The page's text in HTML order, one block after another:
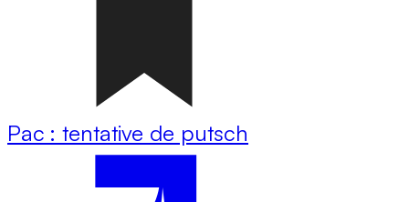
Pac : tentative de putsch